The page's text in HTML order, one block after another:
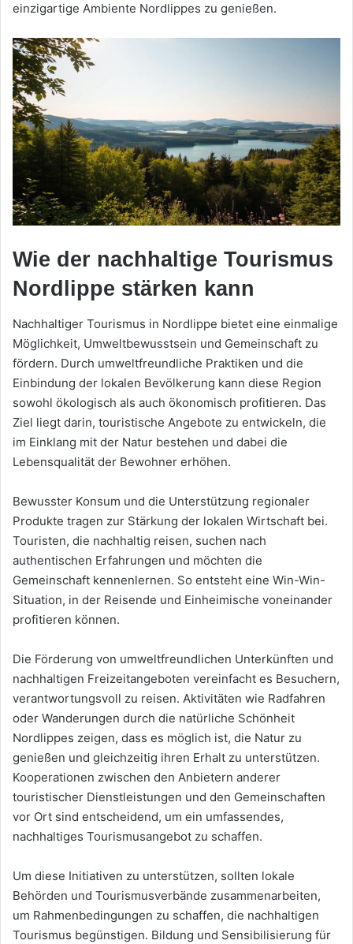
einzigartige Ambiente Nordlippes zu genießen.
Wie der nachhaltige Tourismus
Nordlippe stärken kann
Nachhaltiger Tourismus in Nordlippe bietet eine einmalige
Möglichkeit, Umweltbewusstsein und Gemeinschaft zu
fördern. Durch umweltfreundliche Praktiken und die
Einbindung der lokalen Bevölkerung kann diese Region
sowohl ökologisch als auch ökonomisch profitieren. Das
Ziel liegt darin, touristische Angebote zu entwickeln, die
im Einklang mit der Natur bestehen und dabei die
Lebensqualität der Bewohner erhöhen.
Bewusster Konsum und die Unterstützung regionaler
Produkte tragen zur Stärkung der lokalen Wirtschaft bei.
Touristen, die nachhaltig reisen, suchen nach
authentischen Erfahrungen und möchten die
Gemeinschaft kennenlernen. So entsteht eine Win-Win-
Situation, in der Reisende und Einheimische voneinander
profitieren können.
Die Förderung von umweltfreundlichen Unterkünften und
nachhaltigen Freizeitangeboten vereinfacht es Besuchern,
verantwortungsvoll zu reisen. Aktivitäten wie Radfahren
oder Wanderungen durch die natürliche Schönheit
Nordlippes zeigen, dass es möglich ist, die Natur zu
genießen und gleichzeitig ihren Erhalt zu unterstützen.
Kooperationen zwischen den Anbietern anderer
touristischer Dienstleistungen und den Gemeinschaften
vor Ort sind entscheidend, um ein umfassendes,
nachhaltiges Tourismusangebot zu schaffen.
Um diese Initiativen zu unterstützen, sollten lokale
Behörden und Tourismusverbände zusammenarbeiten,
um Rahmenbedingungen zu schaffen, die nachhaltigen
Tourismus begünstigen. Bildung und Sensibilisierung für